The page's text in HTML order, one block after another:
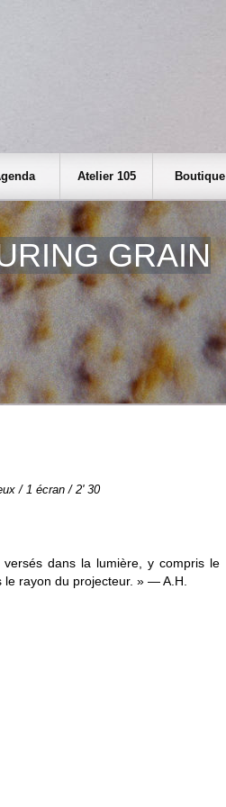
Atelier 105 Boutique
GRAIN
/ 1 écran / 2' 30
dans la lumière, y compris le
rayon du projecteur. » — A.H.